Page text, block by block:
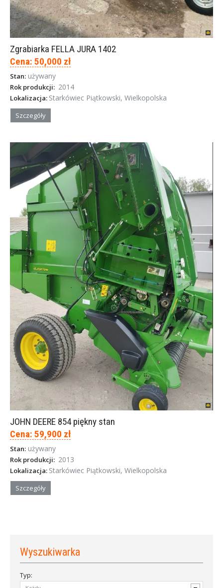
Zgrabiarka FELLA JURA 1402
Cena: 50,000 zł
Stan: używany
Rok produkcji: 2014
Lokalizacja: Starkówiec Piątkowski, Wielkopolska
Szczegóły
JOHN DEERE 854 piękny stan
Cena: 59,900 zł
Stan: używany
Rok produkcji: 2013
Lokalizacja: Starkówiec Piątkowski, Wielkopolska
Szczegóły
Wyszukiwarka
Typ: